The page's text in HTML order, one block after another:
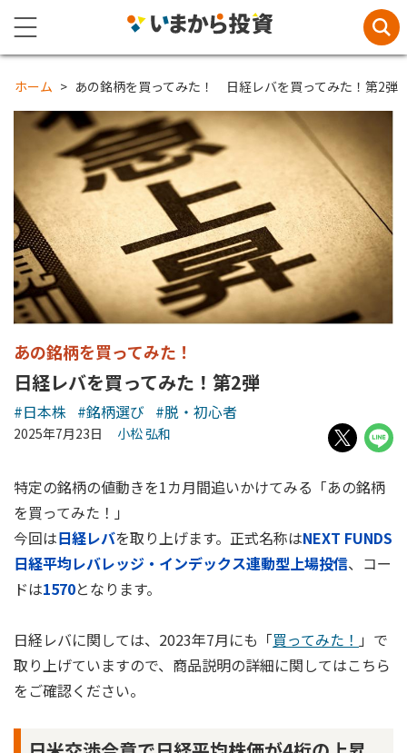
ホーム あの銘柄を買ってみた！ 日経レバを買ってみた！第2弾
あの銘柄を買ってみた！
日経レバを買ってみた！第2弾
#日本株 #銘柄選び #脱・初心者
2025年7月23日 小松 弘和
特定の銘柄の値動きを1カ月間追いかけてみる「あの銘柄
を買ってみた！」
今回は日経レバを取り上げます。正式名称はNEXT FUNDS
日経平均レバレッジ・インデックス連動型上場投信、コー
ドは1570となります。
日経レバに関しては、2023年7月にも「買ってみた！ 」で
取り上げていますので、商品説明の詳細に関してはこちら
をご確認ください。